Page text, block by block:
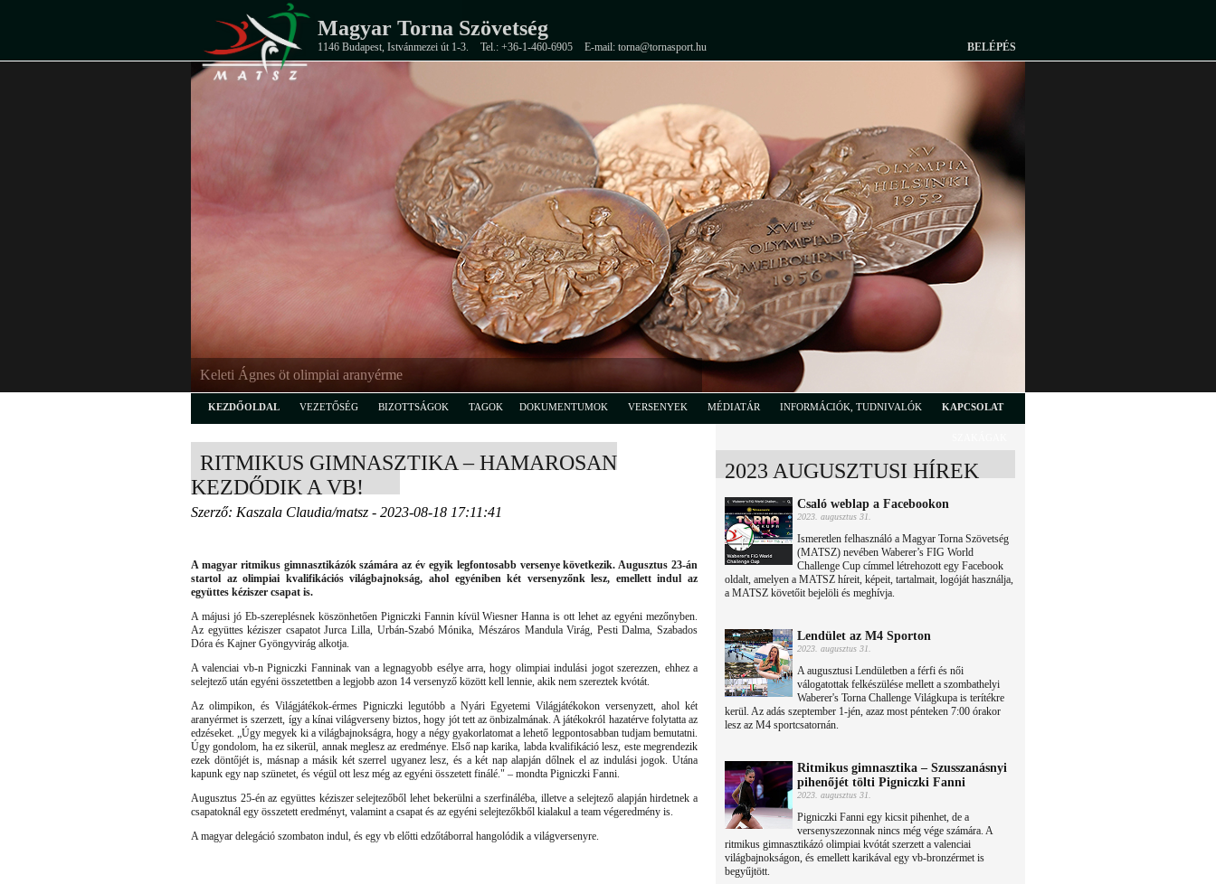
Magyar Torna Szövetség
1146 Budapest, Istvánmezei út 1-3. Tel.: +36-1-460-6905 E-mail: torna@tornasport.hu BELÉPÉS
Keleti Ágnes öt olimpiai aranyérme
KEZDŐOLDAL VEZETŐSÉG BIZOTTSÁGOK TAGOK DOKUMENTUMOK VERSENYEK MÉDIATÁR INFORMÁCIÓK, TUDNIVALÓK KAPCSOLAT
RITMIKUS GIMNASZTIKA – HAMAROSAN
KEZDŐDIK A VB!
Szerző: Kaszala Claudia/matsz - 2023-08-18 17:11:41
A magyar ritmikus gimnasztikázók számára az év egyik legfontosabb versenye következik. Augusztus 23-án
startol az olimpiai kvalifikációs világbajnokság, ahol egyéniben két versenyzőnk lesz, emellett indul az
együttes kéziszer csapat is.
A májusi jó Eb-szereplésnek köszönhetően Pigniczki Fannin kívül Wiesner Hanna is ott lehet az egyéni mezőnyben.
Az együttes kéziszer csapatot Jurca Lilla, Urbán-Szabó Mónika, Mészáros Mandula Virág, Pesti Dalma, Szabados
Dóra és Kajner Gyöngyvirág alkotja.
A valenciai vb-n Pigniczki Fanninak van a legnagyobb esélye arra, hogy olimpiai indulási jogot szerezzen, ehhez a
selejtező után egyéni összetettben a legjobb azon 14 versenyző között kell lennie, akik nem szereztek kvótát.
Az olimpikon, és Világjátékok-érmes Pigniczki legutóbb a Nyári Egyetemi Világjátékokon versenyzett, ahol két
aranyérmet is szerzett, így a kínai világverseny biztos, hogy jót tett az önbizalmának. A játékokról hazatérve folytatta az
edzéseket. „Úgy megyek ki a világbajnokságra, hogy a négy gyakorlatomat a lehető legpontosabban tudjam bemutatni.
Úgy gondolom, ha ez sikerül, annak meglesz az eredménye. Első nap karika, labda kvalifikáció lesz, este megrendezik
ezek döntőjét is, másnap a másik két szerrel ugyanez lesz, és a két nap alapján dőlnek el az indulási jogok. Utána
kapunk egy nap szünetet, és végül ott lesz még az egyéni összetett finálé." – mondta Pigniczki Fanni.
Augusztus 25-én az együttes kéziszer selejtezőből lehet bekerülni a szerfináléba, illetve a selejtező alapján hirdetnek a
csapatoknál egy összetett eredményt, valamint a csapat és az egyéni selejtezőkből kialakul a team végeredmény is.
A magyar delegáció szombaton indul, és egy vb előtti edzőtáborral hangolódik a világversenyre.
2023 AUGUSZTUSI HÍREK
Csaló weblap a Facebookon
2023. augusztus 31.
Ismeretlen felhasználó a Magyar Torna Szövetség
(MATSZ) nevében Waberer’s FIG World
Challenge Cup címmel létrehozott egy Facebook
oldalt, amelyen a MATSZ híreit, képeit, tartalmait, logóját használja,
a MATSZ követőit bejelöli és meghívja.
Lendület az M4 Sporton
2023. augusztus 31.
A augusztusi Lendületben a férfi és női
válogatottak felkészülése mellett a szombathelyi
Waberer's Torna Challenge Világkupa is terítékre
kerül. Az adás szeptember 1-jén, azaz most pénteken 7:00 órakor
lesz az M4 sportcsatornán.
Ritmikus gimnasztika – Szusszanásnyi
pihenőjét tölti Pigniczki Fanni
2023. augusztus 31.
Pigniczki Fanni egy kicsit pihenhet, de a
versenyszezonnak nincs még vége számára. A
ritmikus gimnasztikázó olimpiai kvótát szerzett a valenciai
világbajnokságon, és emellett karikával egy vb-bronzérmet is
begyűjtött.